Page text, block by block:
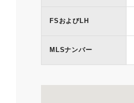
FSおよびLH
MLSナンバー